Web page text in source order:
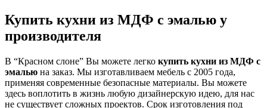
Купить кухни из МДФ с эмалью у
производителя
В “Красном слоне” Вы можете легко купить кухни из МДФ с
эмалью на заказ. Мы изготавливаем мебель с 2005 года,
применяя современные безопасные материалы. Вы можете
здесь воплотить в жизнь любую дизайнерскую идею, для нас
не существует сложных проектов. Срок изготовления под